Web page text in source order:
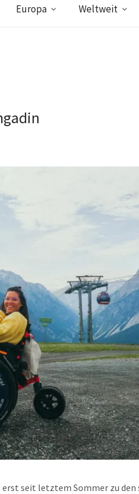
Europa Weltweit
seit letztem Sommer zu den